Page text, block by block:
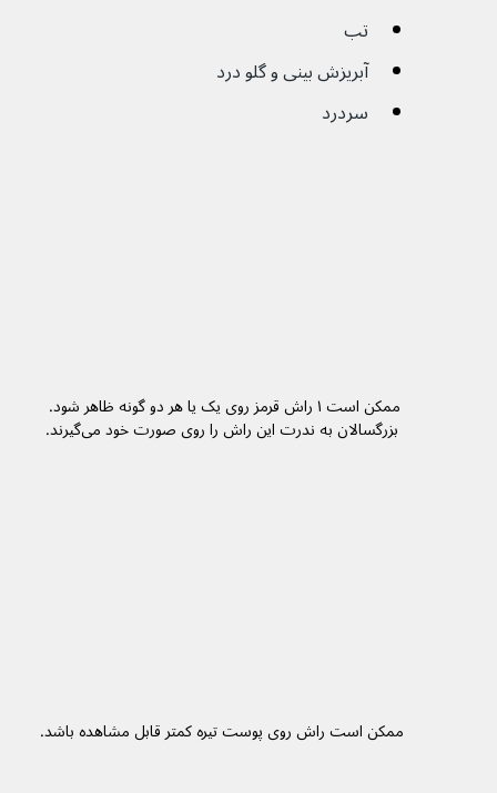
تب
آبریزش بینی و گلو درد
سردرد
ممکن است ۱ راش‌ قرمز روی یک یا هر دو گونه ظاهر شود.
بزرگسالان به ندرت این راش‌ را روی صورت خود می‌گیرند.
ممکن است راش‌ روی پوست تیره کمتر قابل مشاهده باشد.